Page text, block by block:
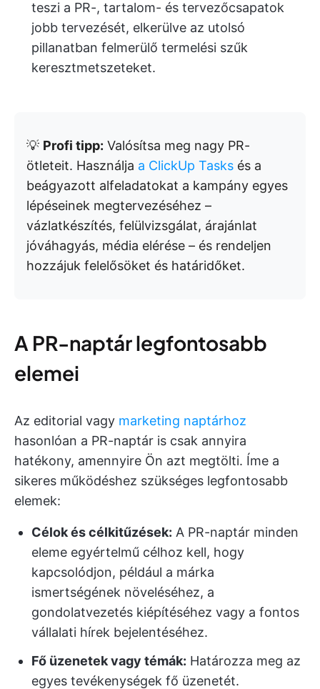
teszi a PR-, tartalom- és tervezőcsapatok
jobb tervezését, elkerülve az utolsó
pillanatban felmerülő termelési szűk
keresztmetszeteket.
💡 Profi tipp: Valósítsa meg nagy PR-
ötleteit. Használja a ClickUp Tasks és a
beágyazott alfeladatokat a kampány egyes
lépéseinek megtervezéséhez –
vázlatkészítés, felülvizsgálat, árajánlat
jóváhagyás, média elérése – és rendeljen
hozzájuk felelősöket és határidőket.
A PR-naptár legfontosabb
elemei
Az editorial vagy marketing naptárhoz
hasonlóan a PR-naptár is csak annyira
hatékony, amennyire Ön azt megtölti. Íme a
sikeres működéshez szükséges legfontosabb
elemek:
Célok és célkitűzések: A PR-naptár minden
eleme egyértelmű célhoz kell, hogy
kapcsolódjon, például a márka
ismertségének növeléséhez, a
gondolatvezetés kiépítéséhez vagy a fontos
vállalati hírek bejelentéséhez.
Fő üzenetek vagy témák: Határozza meg az
egyes tevékenységek fő üzenetét.